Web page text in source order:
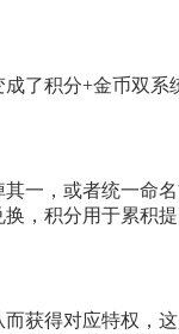
了积分+金币双系
一，或者统一命
，积分用于累积
获得对应特权，